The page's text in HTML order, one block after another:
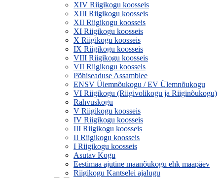
XIV Riigikogu koosseis
XIII Riigikogu koosseis
XII Riigikogu koosseis
XI Riigikogu koosseis
X Riigikogu koosseis
IX Riigikogu koosseis
VIII Riigikogu koosseis
VII Riigikogu koosseis
Põhiseaduse Assamblee
ENSV Ülemnõukogu / EV Ülemnõukogu
VI Riigikogu (Riigivolikogu ja Riiginõukogu)
Rahvuskogu
V Riigikogu koosseis
IV Riigikogu koosseis
III Riigikogu koosseis
II Riigikogu koosseis
I Riigikogu koosseis
Asutav Kogu
Eestimaa ajutine maanõukogu ehk maapäev
Riigikogu Kantselei ajalugu